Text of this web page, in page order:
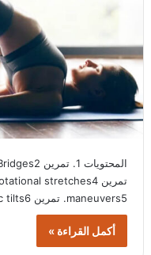
maneuvers5. تمرين Pelvic tilts6. تمرين Lying…
أكمل القراءة »